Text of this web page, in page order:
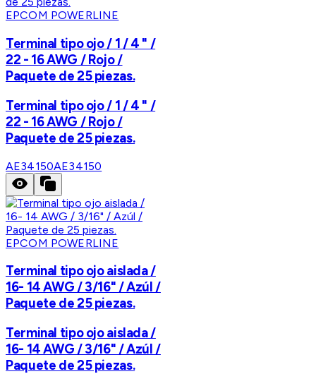
EPCOM POWERLINE
Terminal tipo ojo / 1 / 4 " /
22 - 16 AWG / Rojo /
Paquete de 25 piezas.
Terminal tipo ojo / 1 / 4 " /
22 - 16 AWG / Rojo /
Paquete de 25 piezas.
AE34150AE34150
EPCOM POWERLINE
Terminal tipo ojo aislada /
16- 14 AWG / 3/16" / Azúl /
Paquete de 25 piezas.
Terminal tipo ojo aislada /
16- 14 AWG / 3/16" / Azúl /
Paquete de 25 piezas.